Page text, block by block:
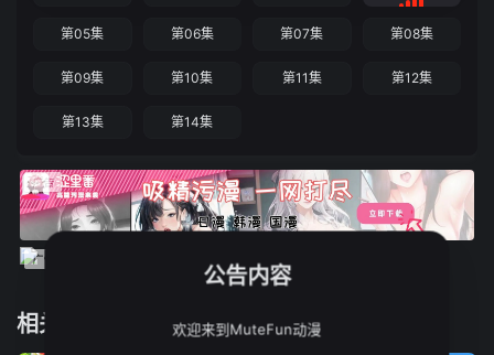
第05集 第06集 第07集 第08集
第09集 第10集 第11集 第12集
第13集 第14集
相关推荐
公告内容
欢迎来到MuteFun动漫